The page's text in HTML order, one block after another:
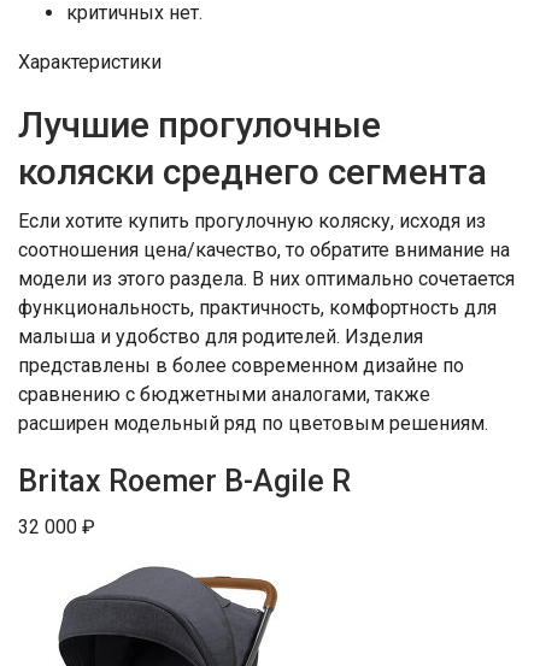
критичных нет.
Характеристики
Лучшие прогулочные
коляски среднего сегмента
Если хотите купить прогулочную коляску, исходя из
соотношения цена/качество, то обратите внимание на
модели из этого раздела. В них оптимально сочетается
функциональность, практичность, комфортность для
малыша и удобство для родителей. Изделия
представлены в более современном дизайне по
сравнению с бюджетными аналогами, также
расширен модельный ряд по цветовым решениям.
Britax Roemer B-Agile R
32 000 ₽